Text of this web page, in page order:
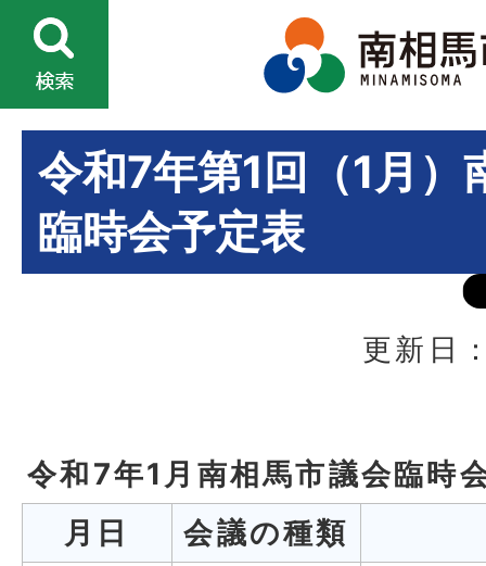
令和7年第1回（1月）
臨時会予定表
更新日
令和7年1月南相馬市議会臨時
月日
会議の種類